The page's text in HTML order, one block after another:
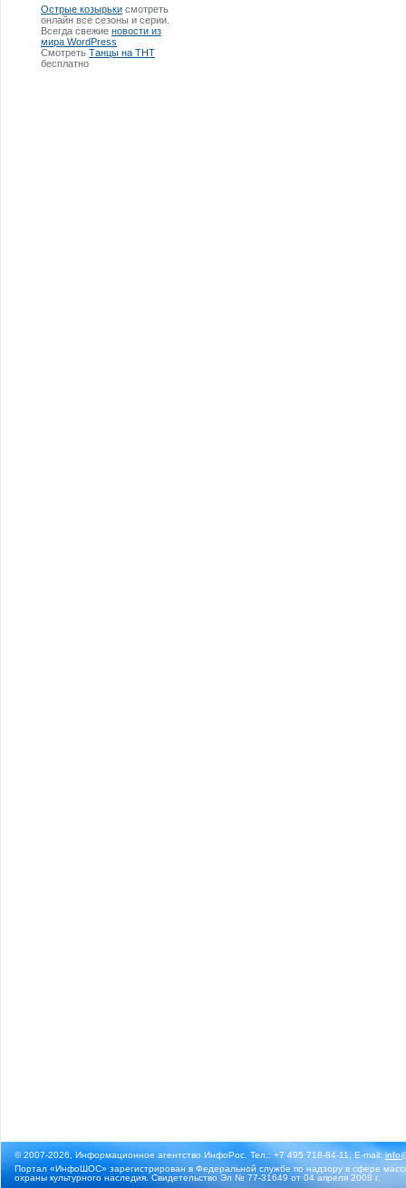
Острые козырьки смотреть
онлайн все сезоны и серии.
Всегда свежие новости из
мира WordPress
Смотреть Танцы на ТНТ
бесплатно
© 2007-2026, Информационное агентство ИнфоРос. Тел.: +7 495 718-84-11, E-mail:
Портал «ИнфоШОС» зарегистрирован в Федеральной службе по надзору в сфере
охраны культурного наследия. Свидетельство Эл № 77-31649 от 04 апреля 2008 г.